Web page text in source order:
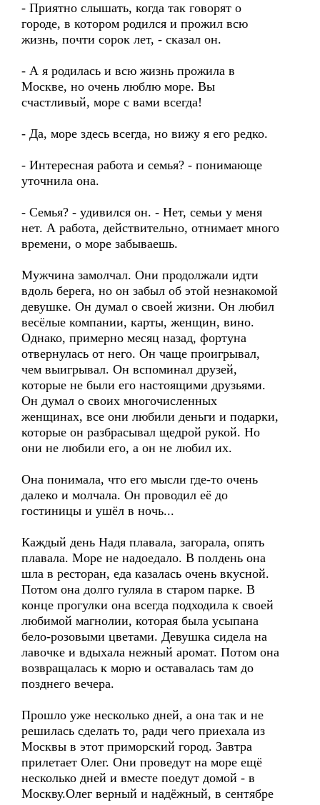
- Приятно слышать, когда так говорят о
городе, в котором родился и прожил всю
жизнь, почти сорок лет, - сказал он.
- А я родилась и всю жизнь прожила в
Москве, но очень люблю море. Вы
счастливый, море с вами всегда!
- Да, море здесь всегда, но вижу я его редко.
- Интересная работа и семья? - понимающе
уточнила она.
- Семья? - удивился он. - Нет, семьи у меня
нет. А работа, действительно, отнимает много
времени, о море забываешь.
Мужчина замолчал. Они продолжали идти
вдоль берега, но он забыл об этой незнакомой
девушке. Он думал о своей жизни. Он любил
весёлые компании, карты, женщин, вино.
Однако, примерно месяц назад, фортуна
отвернулась от него. Он чаще проигрывал,
чем выигрывал. Он вспоминал друзей,
которые не были его настоящими друзьями.
Он думал о своих многочисленных
женщинах, все они любили деньги и подарки,
которые он разбрасывал щедрой рукой. Но
они не любили его, а он не любил их.
Она понимала, что его мысли где-то очень
далеко и молчала. Он проводил её до
гостиницы и ушёл в ночь...
Каждый день Надя плавала, загорала, опять
плавала. Море не надоедало. В полдень она
шла в ресторан, еда казалась очень вкусной.
Потом она долго гуляла в старом парке. В
конце прогулки она всегда подходила к своей
любимой магнолии, которая была усыпана
бело-розовыми цветами. Девушка сидела на
лавочке и вдыхала нежный аромат. Потом она
возвращалась к морю и оставалась там до
позднего вечера.
Прошло уже несколько дней, а она так и не
решилась сделать то, ради чего приехала из
Москвы в этот приморский город. Завтра
прилетает Олег. Они проведут на море ещё
несколько дней и вместе поедут домой - в
Москву.Олег верный и надёжный, в сентябре